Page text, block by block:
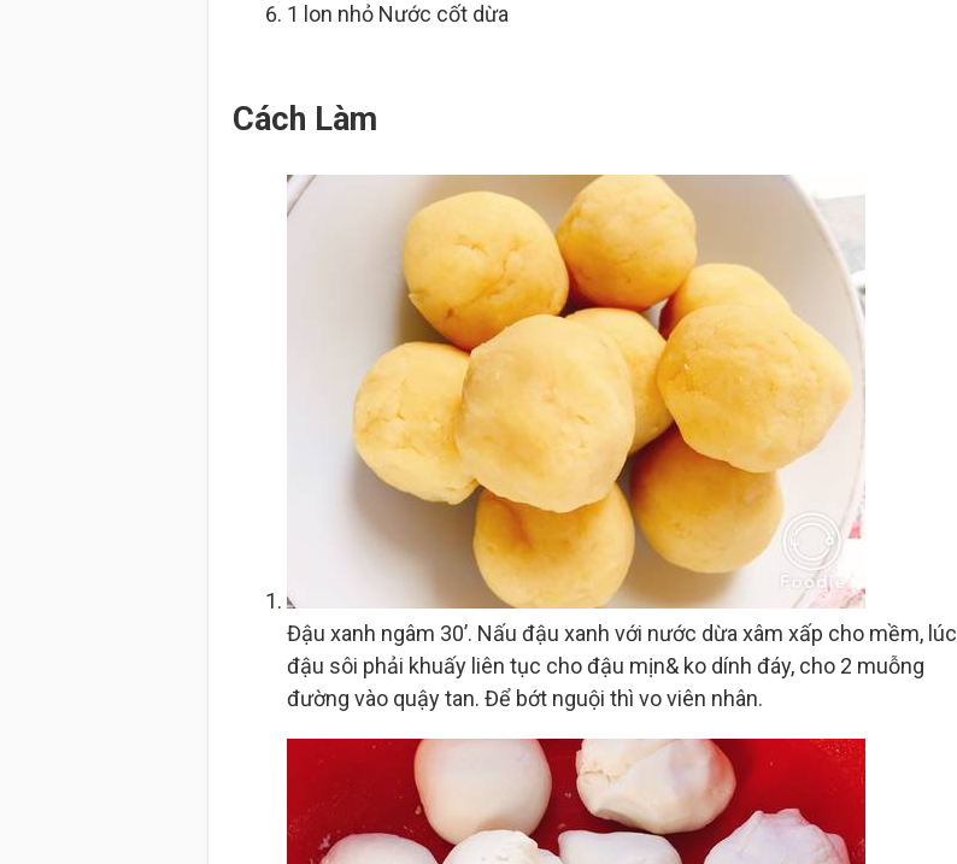
1 lon nhỏ Nước cốt dừa
Cách Làm
Đậu xanh ngâm 30’. Nấu đậu xanh với nước dừa xâm xấp cho mềm, lúc
đậu sôi phải khuấy liên tục cho đậu mịn& ko dính đáy, cho 2 muỗng
đường vào quậy tan. Để bớt nguội thì vo viên nhân.